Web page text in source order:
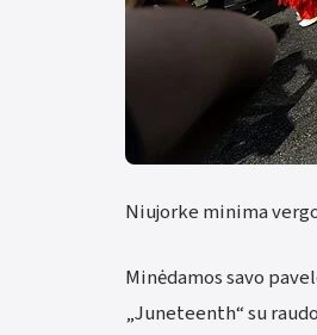
Niujorke minima
Minėdamos savo
„Juneteenth“ su